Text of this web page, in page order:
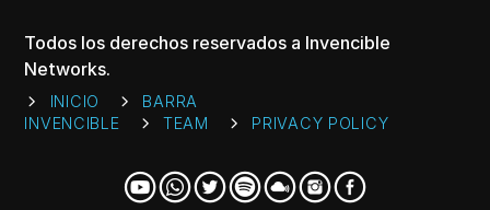
Todos los derechos reservados a Invencible
Networks.
INICIO
BARRA
INVENCIBLE
TEAM PRIVACY POLICY